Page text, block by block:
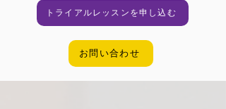
トライアルレッスンを申し込む
お問い合わせ